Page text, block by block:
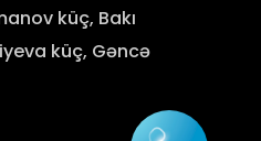
küç, Bakı
küç, Gəncə